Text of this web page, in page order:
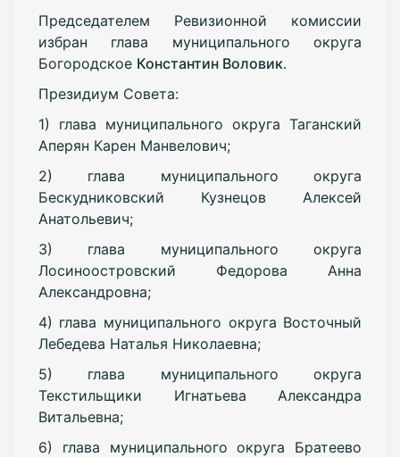
Председателем Ревизионной комиссии
избран глава муниципального округа
Богородское Константин Воловик.
Президиум Совета:
1) глава муниципального округа Таганский
Аперян Карен Манвелович;
2) глава муниципального округа
Бескудниковский Кузнецов Алексей
Анатольевич;
3) глава муниципального округа
Лосиноостровский Федорова Анна
Александровна;
4) глава муниципального округа Восточный
Лебедева Наталья Николаевна;
5) глава муниципального округа
Текстильщики Игнатьева Александра
Витальевна;
6) глава муниципального округа Братеево